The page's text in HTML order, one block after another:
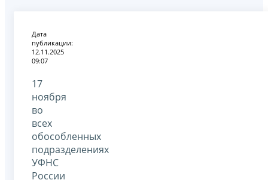
Дата
публикации:
12.11.2025
09:07
17
ноября
во
всех
обособленных
подразделениях
УФНС
России